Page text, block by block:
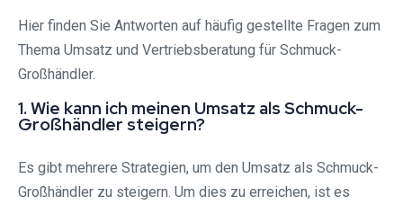
Hier finden Sie Antworten auf häufig gestellte Fragen zum
Thema Umsatz und Vertriebsberatung für Schmuck-
Großhändler.
1. Wie kann ich meinen Umsatz als Schmuck-
Großhändler steigern?
Es gibt mehrere Strategien, um den Umsatz als Schmuck-
Großhändler zu steigern. Um dies zu erreichen, ist es